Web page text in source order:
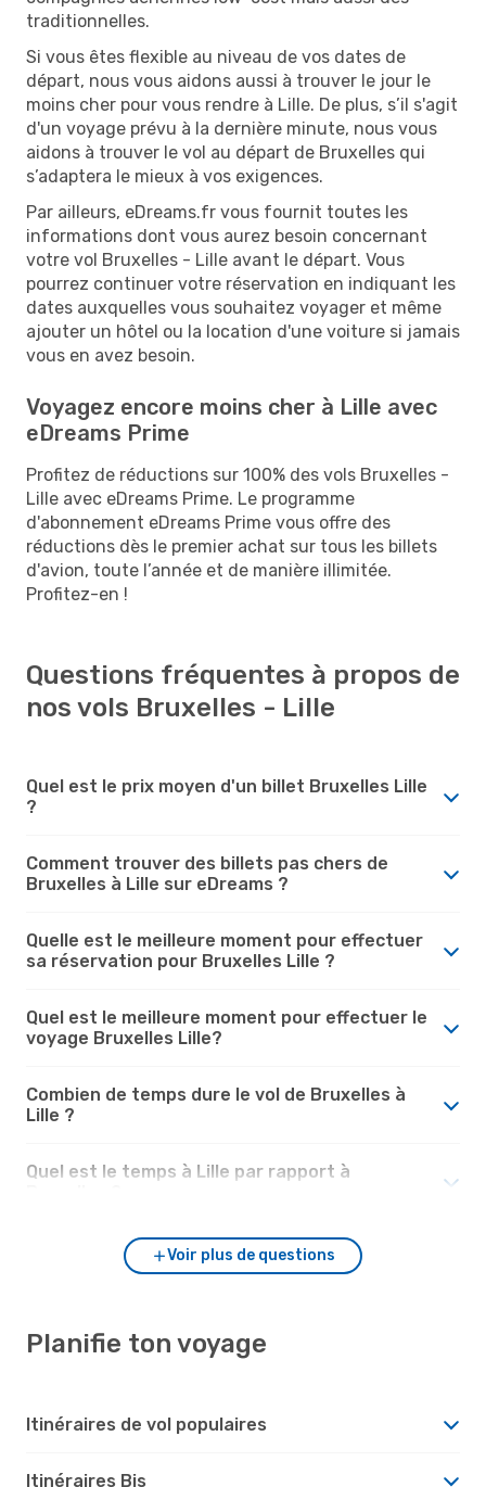
traditionnelles.
Si vous êtes flexible au niveau de vos dates de
départ, nous vous aidons aussi à trouver le jour le
moins cher pour vous rendre à Lille. De plus, s’il s'agit
d'un voyage prévu à la dernière minute, nous vous
aidons à trouver le vol au départ de Bruxelles qui
s’adaptera le mieux à vos exigences.
Par ailleurs, eDreams.fr vous fournit toutes les
informations dont vous aurez besoin concernant
votre vol Bruxelles - Lille avant le départ. Vous
pourrez continuer votre réservation en indiquant les
dates auxquelles vous souhaitez voyager et même
ajouter un hôtel ou la location d'une voiture si jamais
vous en avez besoin.
Voyagez encore moins cher à Lille avec
eDreams Prime
Profitez de réductions sur 100% des vols Bruxelles -
Lille avec eDreams Prime. Le programme
d'abonnement eDreams Prime vous offre des
réductions dès le premier achat sur tous les billets
d'avion, toute l’année et de manière illimitée.
Profitez-en !
Questions fréquentes à propos de
nos vols Bruxelles - Lille
Quel est le prix moyen d'un billet Bruxelles Lille
?
Comment trouver des billets pas chers de
Bruxelles à Lille sur eDreams ?
Quelle est le meilleure moment pour effectuer
sa réservation pour Bruxelles Lille ?
Quel est le meilleure moment pour effectuer le
voyage Bruxelles Lille?
Combien de temps dure le vol de Bruxelles à
Lille ?
Quel est le temps à Lille par rapport à
Voir plus de questions
Planifie ton voyage
Itinéraires de vol populaires
Itinéraires Bis